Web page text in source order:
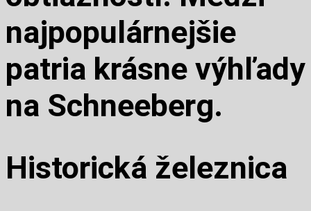
najpopulárnejšie
patria krásne výhľady
na Schneeberg.
Historická železnica